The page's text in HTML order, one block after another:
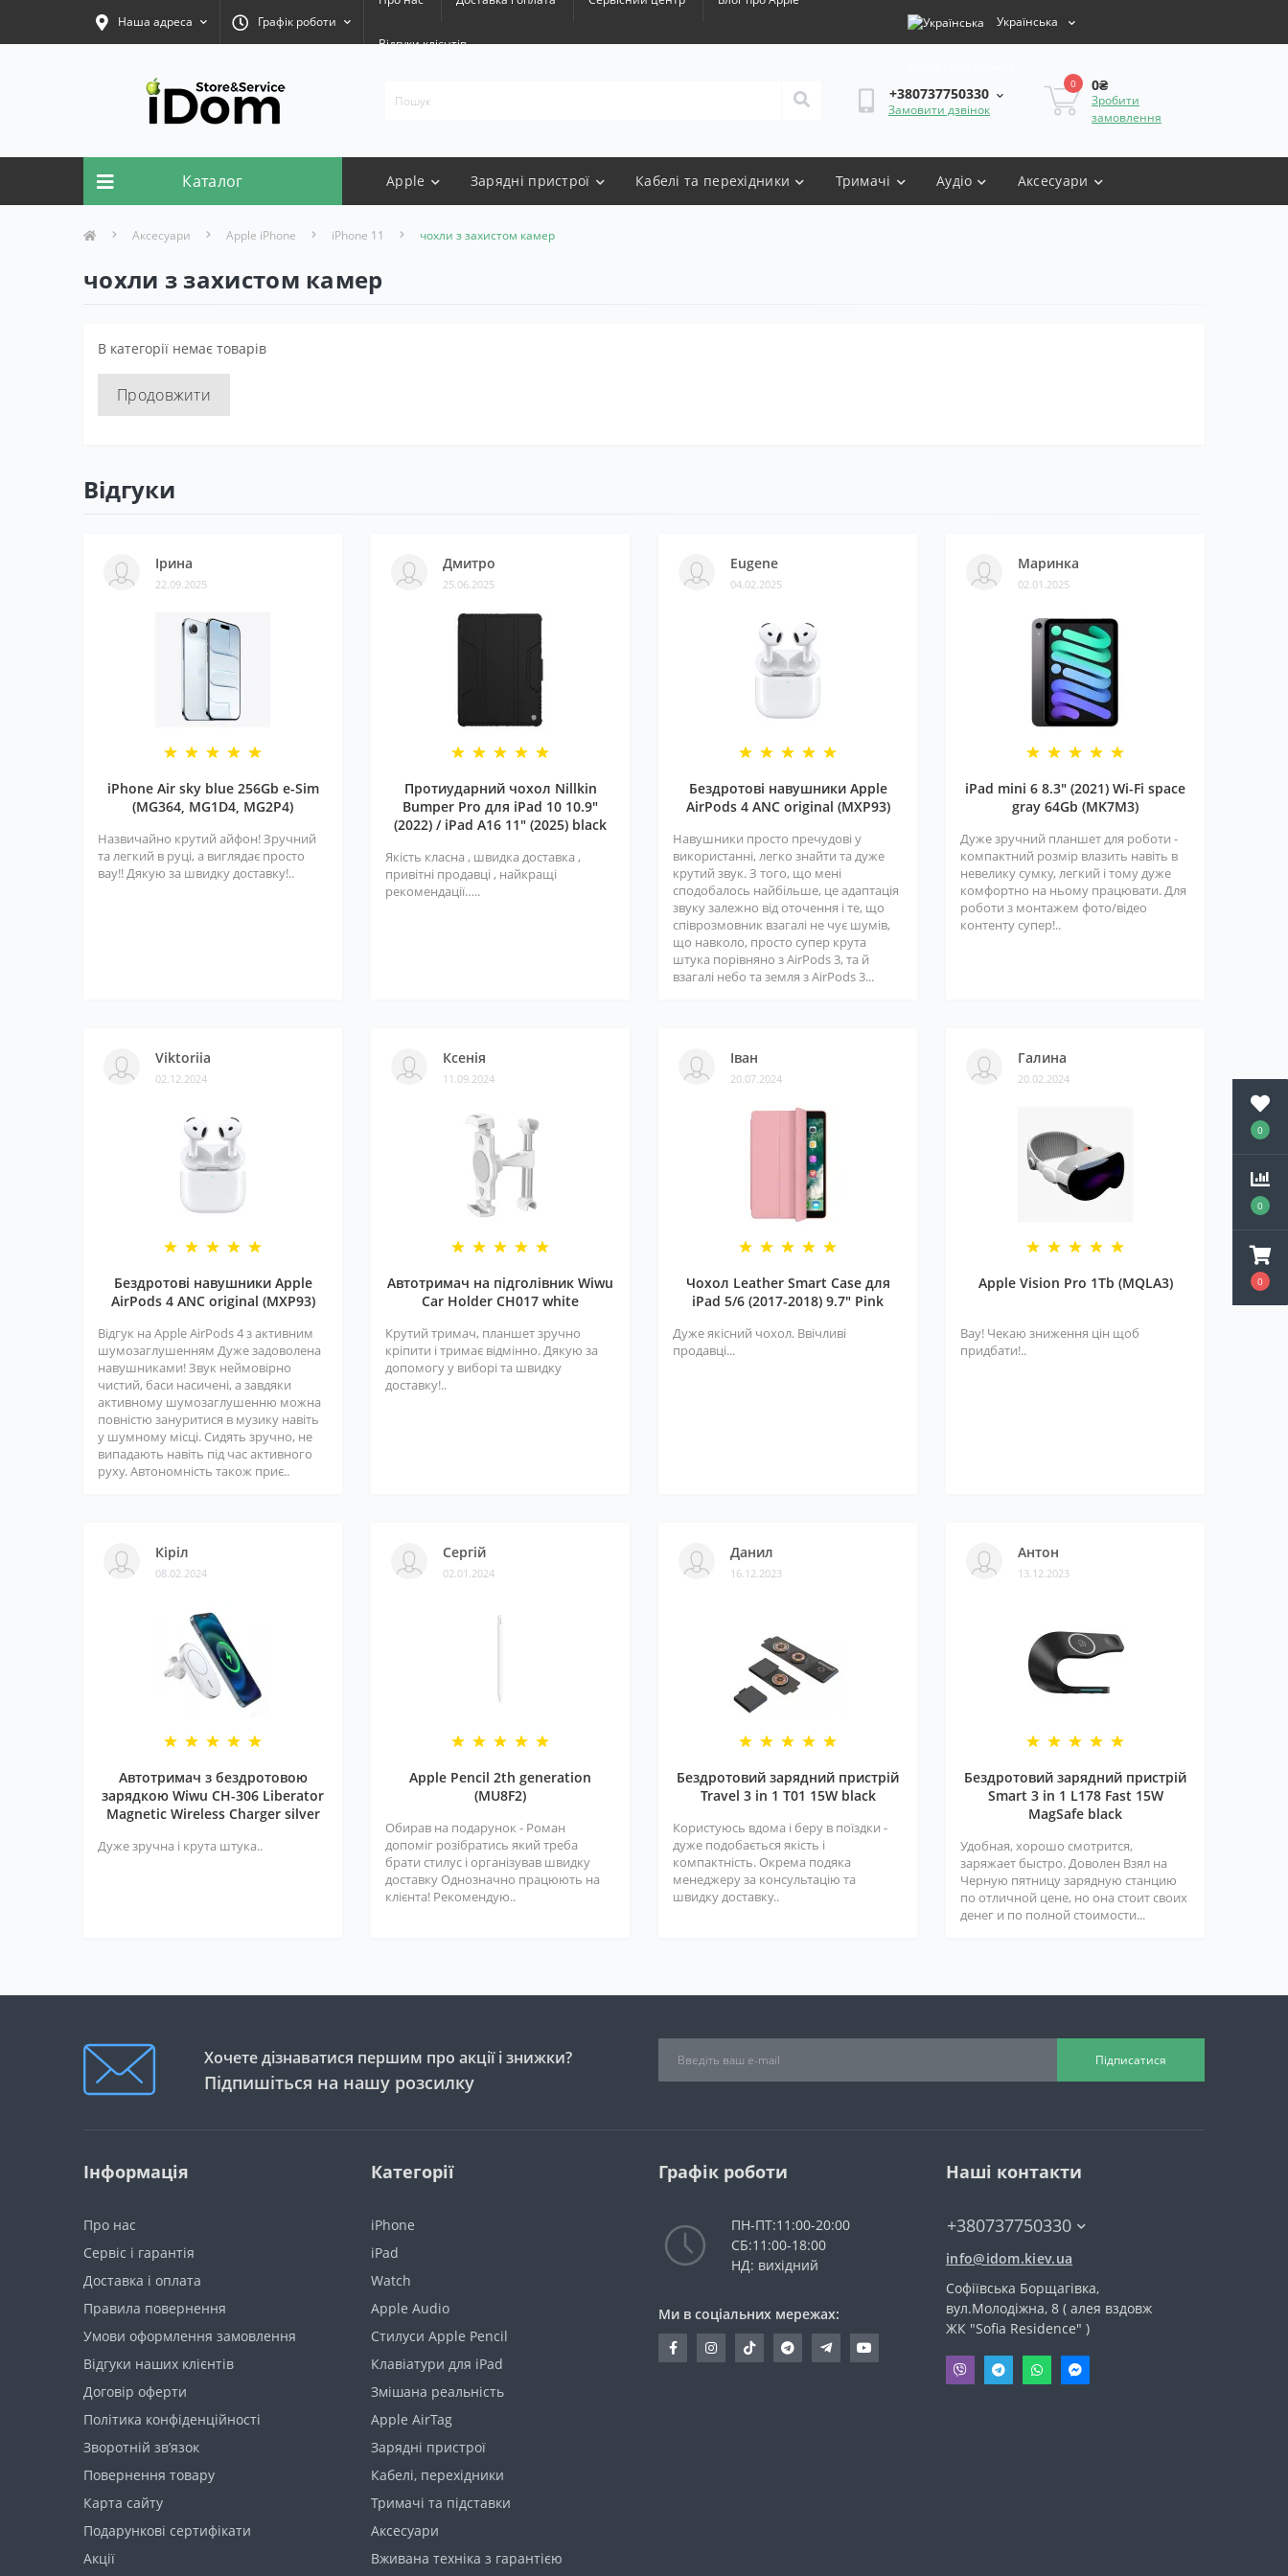
0
0
0
Наша адреса Графік роботи
Відгуки клієнтів
Українська
+380737750330
Замовити дзвінок
0 0₴
Зробити
замовлення
Каталог Apple Зарядні пристрої Кабелі та перехідники Тримачі Аудіо Аксесуари
Аксесуари Apple iPhone iPhone 11 чохли з захистом камер
чохли з захистом камер
В категорії немає товарів
Продовжити
Відгуки
Ірина
22.09.2025
iPhone Air sky blue 256Gb e-Sim
(MG364, MG1D4, MG2P4)
Назвичайно крутий айфон! Зручний
та легкий в руці, а виглядає просто
вау!! Дякую за швидку доставку!..
Дмитро
25.06.2025
Протиударний чохол Nillkin
Bumper Pro для iPad 10 10.9"
(2022) / iPad A16 11" (2025) black
Якість класна , швидка доставка ,
привітні продавці , найкращі
рекомендації…..
Eugene
04.02.2025
Бездротові навушники Apple
AirPods 4 ANC original (MXP93)
Навушники просто пречудові у
використанні, легко знайти та дуже
крутий звук. З того, що мені
сподобалось найбільше, це адаптація
звуку залежно від оточення і те, що
співрозмовник взагалі не чує шумів,
що навколо, просто супер крута
штука порівняно з AirPods 3, та й
взагалі небо та земля з AirPods 3...
Маринка
02.01.2025
iPad mini 6 8.3" (2021) Wi-Fi space
gray 64Gb (MK7M3)
Дуже зручний планшет для роботи -
компактний розмір влазить навіть в
невелику сумку, легкий і тому дуже
комфортно на ньому працювати. Для
роботи з монтажем фото/відео
контенту супер!..
Viktoriia
02.12.2024
Бездротові навушники Apple
AirPods 4 ANC original (MXP93)
Відгук на Apple AirPods 4 з активним
шумозаглушенням Дуже задоволена
навушниками! Звук неймовірно
чистий, баси насичені, а завдяки
активному шумозаглушенню можна
повністю зануритися в музику навіть
у шумному місці. Сидять зручно, не
випадають навіть під час активного
руху. Автономність також приє..
Ксенія
11.09.2024
Автотримач на підголівник Wiwu
Car Holder CH017 white
Крутий тримач, планшет зручно
кріпити і тримає відмінно. Дякую за
допомогу у виборі та швидку
доставку!..
Іван
20.07.2024
Чохол Leather Smart Case для
iPad 5/6 (2017-2018) 9.7" Pink
Дуже якісний чохол. Ввічливі
продавці...
Галина
20.02.2024
Apple Vision Pro 1Tb (MQLA3)
Вау! Чекаю зниження цін щоб
придбати!..
Кіріл
08.02.2024
Автотримач з бездротовою
зарядкою Wiwu CH-306 Liberator
Magnetic Wireless Charger silver
Дуже зручна і крута штука..
Сергій
02.01.2024
Apple Pencil 2th generation
(MU8F2)
Обирав на подарунок - Роман
допоміг розібратись який треба
брати стилус і організував швидку
доставку Однозначно працюють на
клієнта! Рекомендую..
Данил
16.12.2023
Бездротовий зарядний пристрій
Travel 3 in 1 T01 15W black
Користуюсь вдома і беру в поїздки -
дуже подобається якість і
компактність. Окрема подяка
менеджеру за консультацію та
швидку доставку..
Антон
13.12.2023
Бездротовий зарядний пристрій
Smart 3 in 1 L178 Fast 15W
MagSafe black
Удобная, хорошо смотрится,
заряжает быстро. Доволен Взял на
Черную пятницу зарядную станцию
по отличной цене, но она стоит своих
денег и по полной стоимости...
Хочете дізнаватися першим про акції і знижки?
Підпишіться на нашу розсилку
Підписатися
Інформація
Про нас
Сервіс і гарантія
Доставка і оплата
Правила повернення
Умови оформлення замовлення
Відгуки наших клієнтів
Договір оферти
Політика конфіденційності
Зворотній зв’язок
Повернення товару
Карта сайту
Подарункові сертифікати
Акції
Категорії
iPhone
iPad
Watch
Apple Audio
Стилуси Apple Pencil
Клавіатури для iPad
Змішана реальність
Apple AirTag
Зарядні пристрої
Кабелі, перехідники
Тримачі та підставки
Аксесуари
Вживана техніка з гарантією
Графік роботи
ПН-ПТ:11:00-20:00
СБ:11:00-18:00
НД: вихідний
Ми в соціальних мережах:
Наші контакти
+380737750330
info@idom.kiev.ua
Софіївська Борщагівка,
вул.Молодіжна, 8 ( алея вздовж
ЖК "Sofia Residence" )